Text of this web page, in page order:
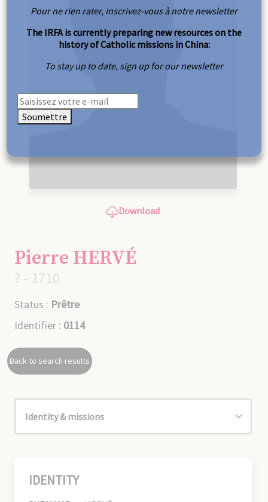
Download
Pierre HERVÉ
? - 1710
Status : Prêtre
Identifier : 0114
Back to search results
IDENTITY
Pour ne rien rater, inscrivez-vous à notre newsletter
The IRFA is currently preparing new resources on the
history of Catholic missions in China:
To stay up to date, sign up for our newsletter
Soumettre